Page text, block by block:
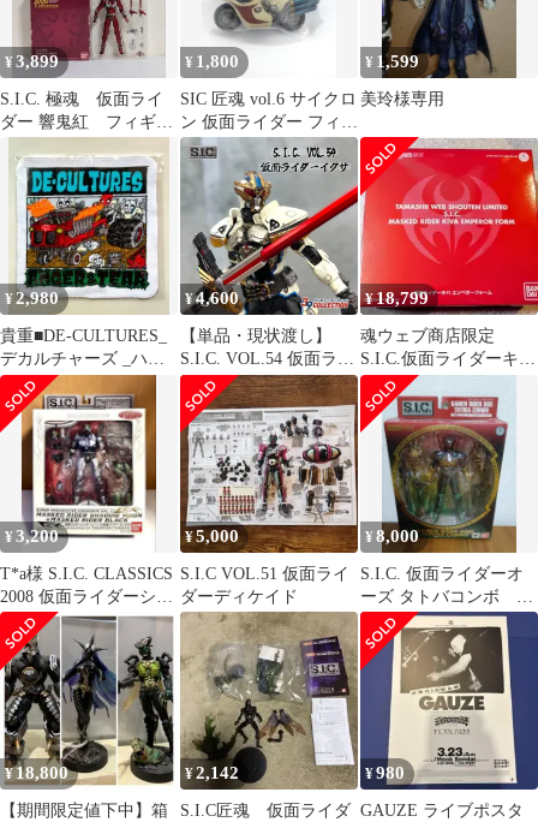
¥3,899
S.I.C. 極魂 仮面ライ
ダー 響鬼紅 フィギュ
ウェブ商店
¥ 1,800
SIC 匠魂 vol.6 サイクロ
ン 仮面ライダー フィギ
ュア 伊澤靖志
¥ 1,599
美玲様専用
¥2,980
貴重■DE-CULTURES_
デカルチャーズ _ハー
ドコア_タオル_新品 未
開封
¥4,600
【単品・現状渡し】
S.I.C. VOL.54 仮面ライ
ダーイクサ（セーブモ
ード）
¥18,799
魂ウェブ商店限定
S.I.C.仮面ライダーキバ
エンペラーフォーム新
品・未開封品
¥3,200
T*a様 S.I.C. CLASSICS
2008 仮面ライダーシャ
ドームーン＆
¥5,000
S.I.C VOL.51 仮面ライ
ダーディケイド
¥8,000
S.I.C. 仮面ライダーオ
ーズ タトバコンボ フ
ィギュア 取り説なし
¥18,800
【期間限定値下中】箱
¥2,142
S.I.C匠魂 仮面ライダ
¥980
GAUZE ライブポスタ